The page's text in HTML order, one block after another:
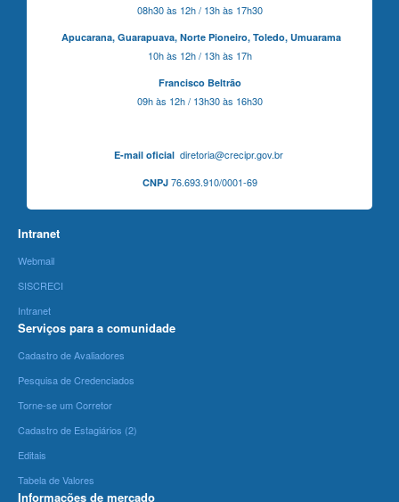
08h30 às 12h / 13h às 17h30
Apucarana, Guarapuava, Norte Pioneiro, Toledo, Umuarama
10h às 12h / 13h às 17h
Francisco Beltrão
09h às 12h / 13h30 às 16h30
E-mail oficialdiretoria@crecipr.gov.br
CNPJ76.693.910/0001-69
Intranet
Webmail
SISCRECI
Intranet
Serviços para a comunidade
Cadastro de Avaliadores
Pesquisa de Credenciados
Torne-se um Corretor
Cadastro de Estagiários (2)
Editais
Tabela de Valores
Informações de mercado